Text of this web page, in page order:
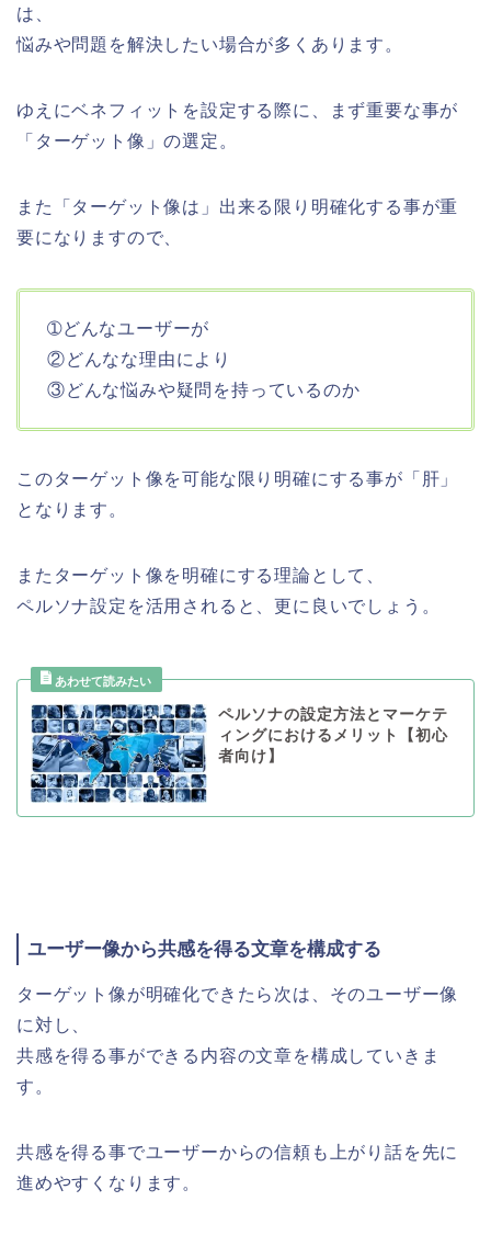
は、
悩みや問題を解決したい場合が多くあります。
ゆえにベネフィットを設定する際に、まず重要な事が
「ターゲット像」の選定。
また「ターゲット像は」出来る限り明確化する事が重
要になりますので、
➀どんなユーザーが
②どんなな理由により
③どんな悩みや疑問を持っているのか
このターゲット像を可能な限り明確にする事が「肝」
となります。
またターゲット像を明確にする理論として、
ペルソナ設定を活用されると、更に良いでしょう。
ペルソナの設定方法とマーケテ
ィングにおけるメリット【初心
者向け】
ユーザー像から共感を得る文章を構成する
ターゲット像が明確化できたら次は、そのユーザー像
に対し、
共感を得る事ができる内容の文章を構成していきま
す。
共感を得る事でユーザーからの信頼も上がり話を先に
進めやすくなります。